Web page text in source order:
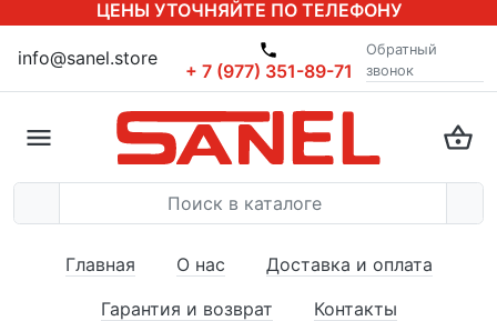
ЦЕНЫ УТОЧНЯЙТЕ ПО ТЕЛЕФОНУ
info@sanel.store
+ 7 (977) 351-89-71
Обратный
звонок
Главная О нас
Доставка и оплата
Гарантия и возврат
Контакты